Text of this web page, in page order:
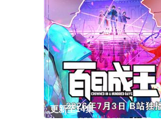
更新至14集